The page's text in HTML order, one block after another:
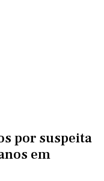
por suspeita
em